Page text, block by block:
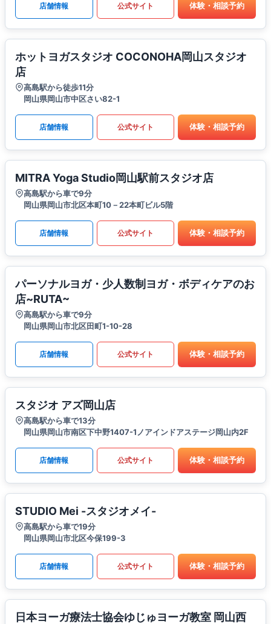
店舗情報 公式サイト 体験・相談予約
ホットヨガスタジオ COCONOHA岡山スタジオ
店
高島駅から徒歩11分
岡山県岡山市中区さい82-1
店舗情報 公式サイト 体験・相談予約
MITRA Yoga Studio岡山駅前スタジオ店
高島駅から車で9分
岡山県岡山市北区本町10－22本町ビル5階
店舗情報 公式サイト 体験・相談予約
パーソナルヨガ・少人数制ヨガ・ボディケアのお
店~RUTA~
高島駅から車で9分
岡山県岡山市北区田町1-10-28
店舗情報 公式サイト 体験・相談予約
スタジオ アズ岡山店
高島駅から車で13分
岡山県岡山市南区下中野1407-1ノアインドアステージ岡山内2F
店舗情報 公式サイト 体験・相談予約
STUDIO Mei -スタジオメイ-
高島駅から車で19分
岡山県岡山市北区今保199-3
店舗情報 公式サイト 体験・相談予約
日本ヨーガ療法士協会ゆじゅヨーガ教室 岡山西